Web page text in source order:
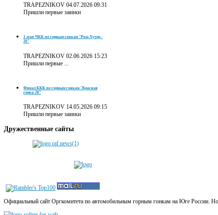
TRAPEZNIKOV 04.07.2026 09:31
Пришли первые заявки
1 этап ЧКК по горным гонкам "Роза Хутор -
26"
TRAPEZNIKOV 02.06.2026 15:23
Пришли первые ...
Финал ККК по горным гонкам "Красная
горка-26"
TRAPEZNIKOV 14.05.2026 09:15
Пришли первые заявки
Дружественные сайты
Официальный сайт Оргкомитета по автомобильным горным гонкам на Юге России.